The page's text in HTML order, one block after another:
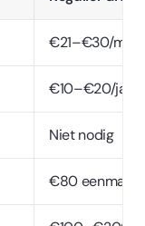
€21–€30/
€10–€20/jaar
Niet nodig
€80 eenmalig